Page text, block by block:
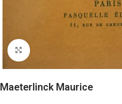
Cliquez pour agrandir
Maeterlinck Maurice